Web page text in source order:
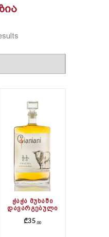
ᲭᲐᲭᲐ ᲛᲣᲮᲐᲨᲘ
ᲓᲐᲕᲐᲠᲒᲔᲑᲣᲚᲘ
₾35 00